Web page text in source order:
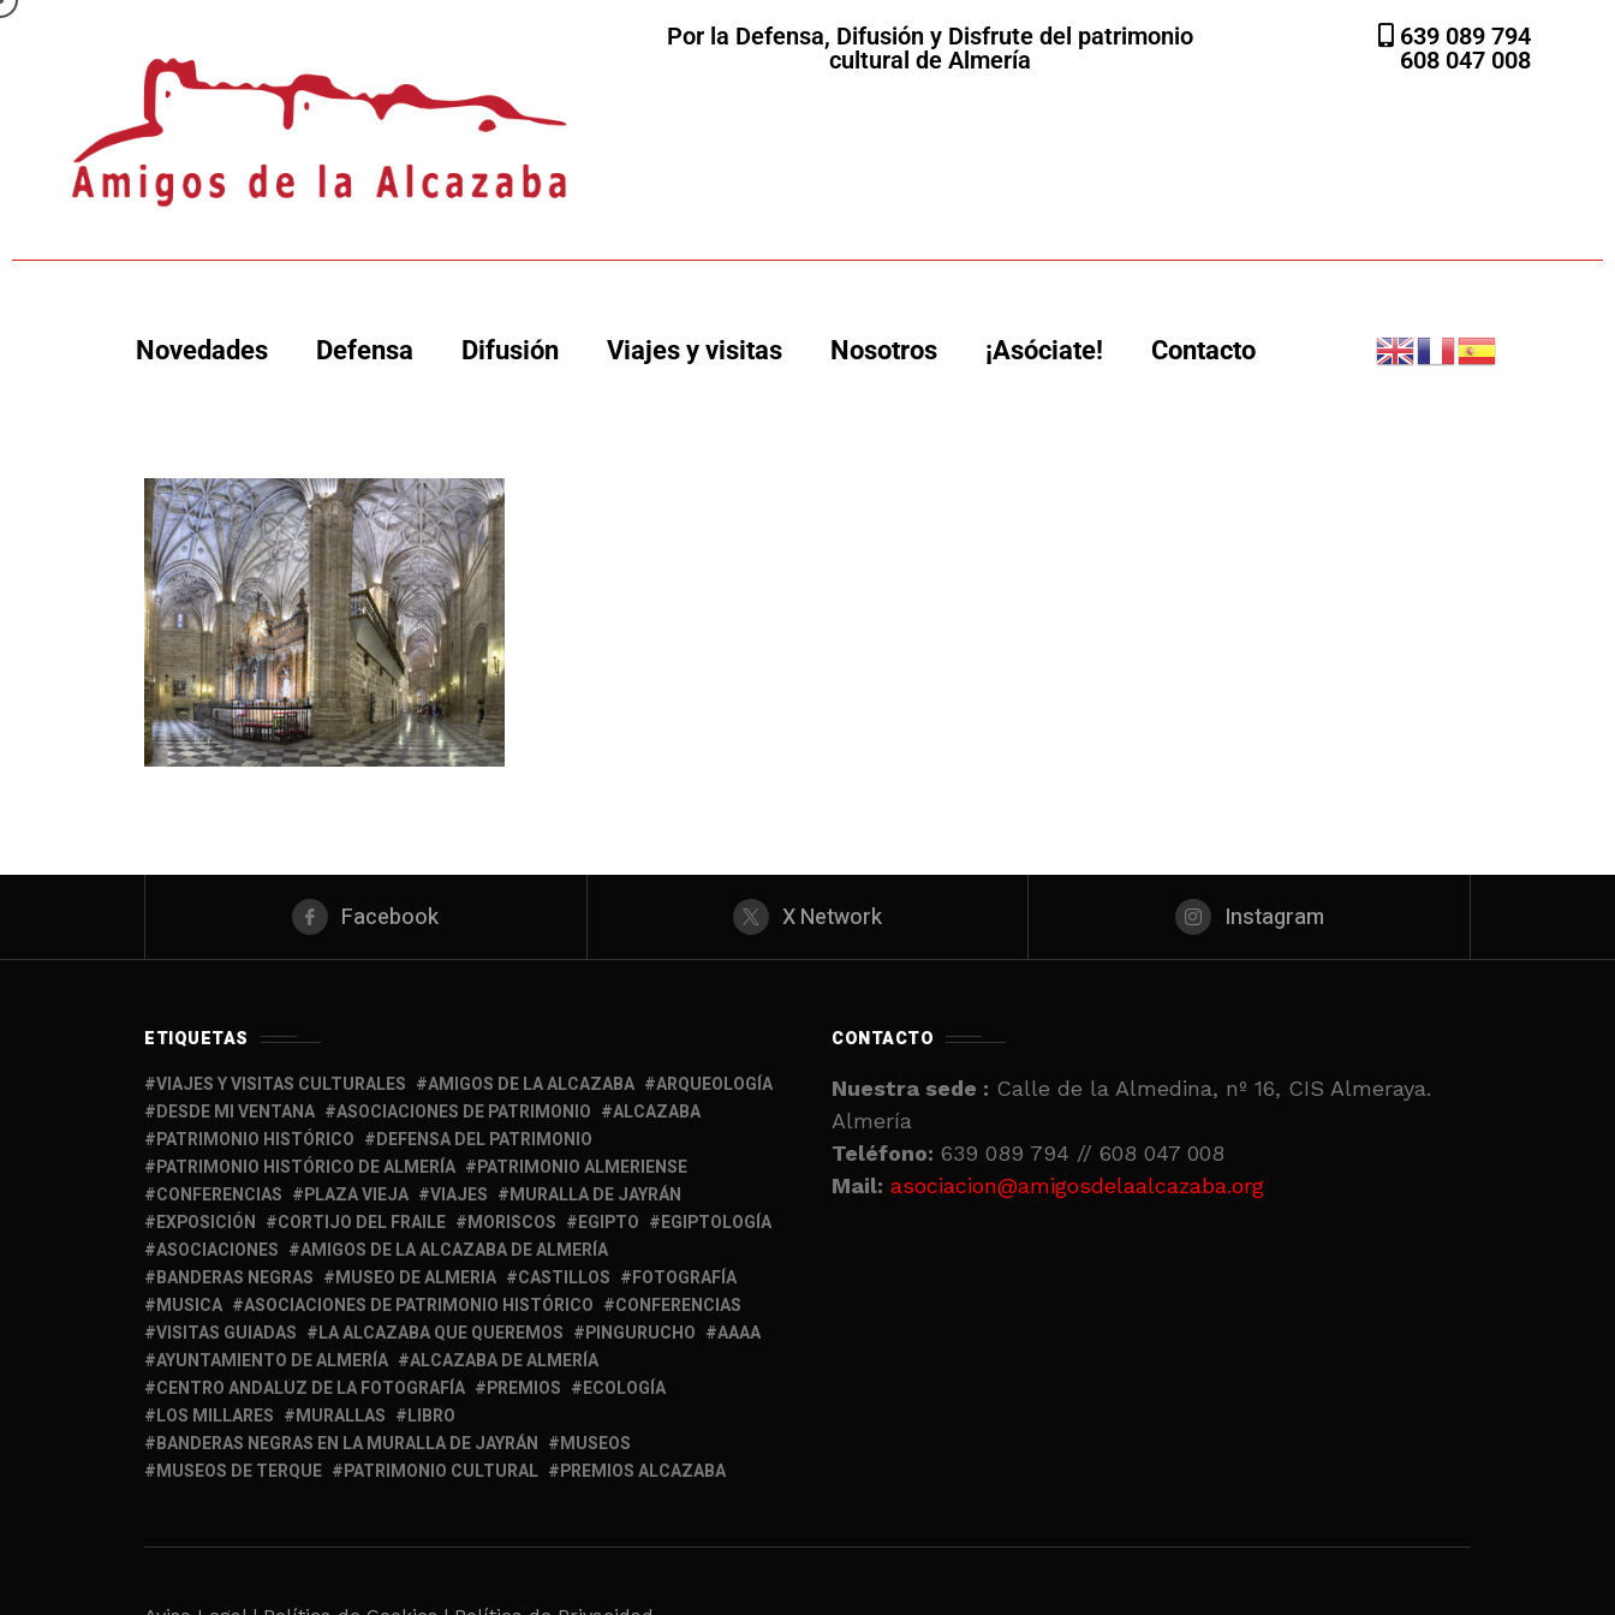
Por la Defensa, Difusión y Disfrute del patrimonio
cultural de Almería
639 089 794
608 047 008
Novedades Defensa Difusión Viajes y visitas Nosotros ¡Asóciate! Contacto
Facebook X Network Instagram
ETIQUETAS
VIAJES Y VISITAS CULTURALES
AMIGOS DE LA ALCAZABA
ARQUEOLOGÍA
DESDE MI VENTANA
ASOCIACIONES DE PATRIMONIO
ALCAZABA
PATRIMONIO HISTÓRICO
DEFENSA DEL PATRIMONIO
PATRIMONIO HISTÓRICO DE ALMERÍA
PATRIMONIO ALMERIENSE
CONFERENCIAS
PLAZA VIEJA VIAJES
MURALLA DE JAYRÁN
EXPOSICIÓN
CORTIJO DEL FRAILE MORISCOS EGIPTO
EGIPTOLOGÍA
ASOCIACIONES
AMIGOS DE LA ALCAZABA DE ALMERÍA
BANDERAS NEGRAS
MUSEO DE ALMERIA CASTILLOS
FOTOGRAFÍA
MUSICA
ASOCIACIONES DE PATRIMONIO HISTÓRICO
CONFERENCIAS
VISITAS GUIADAS
LA ALCAZABA QUE QUEREMOS PINGURUCHO
AAAA
AYUNTAMIENTO DE ALMERÍA
ALCAZABA DE ALMERÍA
CENTRO ANDALUZ DE LA FOTOGRAFÍA
PREMIOS
ECOLOGÍA
LOS MILLARES
MURALLAS
LIBRO
BANDERAS NEGRAS EN LA MURALLA DE JAYRÁN
MUSEOS
MUSEOS DE TERQUE
PATRIMONIO CULTURAL PREMIOS ALCAZABA
CONTACTO
Nuestra sede : Calle de la Almedina, nº 16, CIS Almeraya.
Almería
Teléfono: 639 089 794 // 608 047 008
Mail: asociacion@amigosdelaalcazaba.org